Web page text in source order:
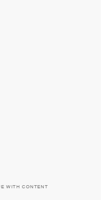
WITH CONTENT